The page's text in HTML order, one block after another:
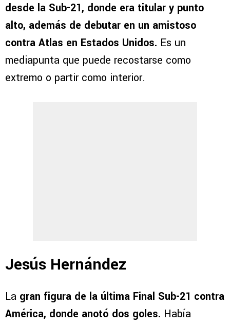
desde la Sub-21, donde era titular y punto
alto, además de debutar en un amistoso
contra Atlas en Estados Unidos. Es un
mediapunta que puede recostarse como
extremo o partir como interior.
Jesús Hernández
La gran figura de la última Final Sub-21 contra
América, donde anotó dos goles. Había